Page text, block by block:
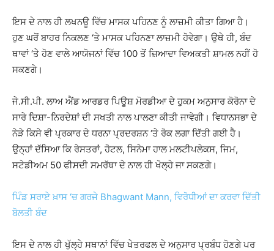
ਇਸ ਦੇ ਨਾਲ ਹੀ ਲਖਨਊ ਵਿੱਚ ਮਾਸਕ ਪਹਿਨਣ ਨੂੰ ਲਾਜ਼ਮੀ ਕੀਤਾ ਗਿਆ ਹੈ।
ਹੁਣ ਘਰੋਂ ਬਾਹਰ ਨਿਕਲਣ ‘ਤੇ ਮਾਸਕ ਪਹਿਨਣਾ ਲਾਜ਼ਮੀ ਹੋਵੇਗਾ। ਉਥੇ ਹੀ, ਬੰਦ
ਥਾਵਾਂ ‘ਤੇ ਹੋਣ ਵਾਲੇ ਆਯੋਜਨਾਂ ਵਿੱਚ 100 ਤੋਂ ਜ਼ਿਆਦਾ ਵਿਅਕਤੀ ਸ਼ਾਮਲ ਨਹੀਂ ਹੋ
ਸਕਣਗੇ।
ਜੇ.ਸੀ.ਪੀ. ਲਾਅ ਐਂਡ ਆਰਡਰ ਪਿਊਸ਼ ਮੋਰਡੀਆ ਦੇ ਹੁਕਮ ਅਨੁਸਾਰ ਕੋਰੋਨਾ ਦੇ
ਸਾਰੇ ਦਿਸ਼ਾ-ਨਿਰਦੇਸ਼ਾਂ ਦੀ ਸਖਤੀ ਨਾਲ ਪਾਲਣਾ ਕੀਤੀ ਜਾਵੇਗੀ। ਵਿਧਾਨਸਭਾ ਦੇ
ਨੇੜੇ ਕਿਸੇ ਵੀ ਪ੍ਰਕਾਰ ਦੇ ਧਰਨਾ ਪ੍ਰਦਰਸ਼ਨ ‘ਤੇ ਰੋਕ ਲਗਾ ਦਿੱਤੀ ਗਈ ਹੈ।
ਉਨ੍ਹਾਂ ਦੱਸਿਆ ਕਿ ਰੇਸਤਰਾਂ, ਹੋਟਲ, ਸਿਨੇਮਾ ਹਾਲ ਮਲਟੀਪਲੇਕਸ, ਜਿਮ,
ਸਟੇਡੀਅਮ 50 ਫੀਸਦੀ ਸਮਰੱਥਾ ਦੇ ਨਾਲ ਹੀ ਖੋਲ੍ਹੇ ਜਾ ਸਕਣਗੇ।
ਪਿੰਡ ਸਰਾਏ ਖ਼ਾਸ ‘ਚ ਗਰਜੇ Bhagwant Mann, ਵਿਰੋਧੀਆਂ ਦਾ ਕਰਵਾ ਦਿੱਤੀ
ਬੋਲਤੀ ਬੰਦ
ਇਸ ਦੇ ਨਾਲ ਹੀ ਖੁੱਲ੍ਹੇ ਸਥਾਨਾਂ ਵਿੱਚ ਖੇਤਰਫਲ ਦੇ ਅਨੁਸਾਰ ਪ੍ਰਬੰਧ ਹੋਣਗੇ ਪਰ